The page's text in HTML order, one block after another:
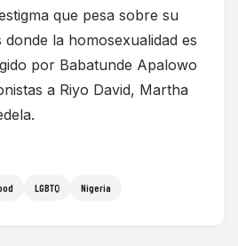
que pesa sobre su
la homosexualidad es
por Babatunde Apalowo
a Riyo David, Martha
LGBTQ Nigeria